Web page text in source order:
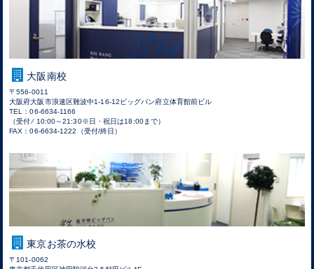
大阪南校
〒556-0011
大阪府大阪市浪速区難波中1-16-12ビッグバン府立体育館前ビル
TEL：06-6634-1166
（受付 ⁄ 10:00～21:30※日・祝日は18:00まで）
FAX：06-6634-1222（受付/終日）
東京お茶の水校
〒101-0062